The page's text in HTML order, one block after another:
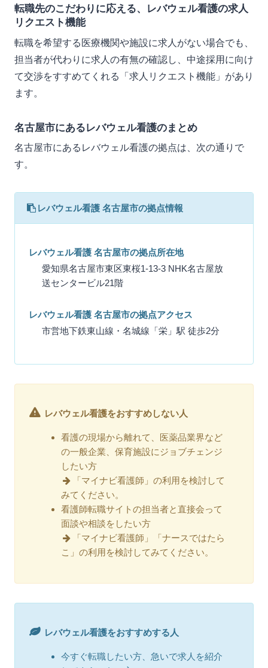
転職先のこだわりに応える、レバウェル看護の求人
リクエスト機能
転職を希望する医療機関や施設に求人がない場合でも、
担当者が代わりに求人の有無の確認し、中途採用に向け
て交渉をすすめてくれる「求人リクエスト機能」があり
ます。
名古屋市にあるレバウェル看護のまとめ
名古屋市にあるレバウェル看護の拠点は、次の通りで
す。
レバウェル看護 名古屋市の拠点情報
レバウェル看護 名古屋市の拠点所在地
愛知県名古屋市東区東桜1-13-3 NHK名古屋放
送センタービル21階
レバウェル看護 名古屋市の拠点アクセス
市営地下鉄東山線・名城線「栄」駅 徒歩2分
レバウェル看護をおすすめしない人
看護の現場から離れて、医薬品業界など
の一般企業、保育施設にジョブチェンジ
したい方
「マイナビ看護師」の利用を検討して
みてください。
看護師転職サイトの担当者と直接会って
面談や相談をしたい方
「マイナビ看護師」「ナースではたら
こ」の利用を検討してみてください。
レバウェル看護をおすすめする人
今すぐ転職したい方、急いで求人を紹介